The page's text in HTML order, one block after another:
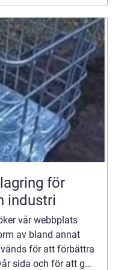
industri
vår webbplats
av bland annat
för att förbättra
sida och för att ge